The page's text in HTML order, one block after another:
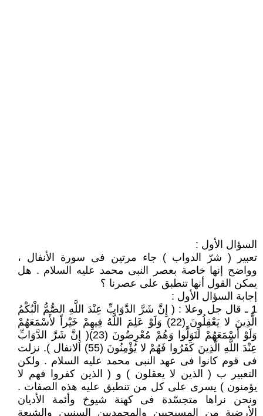
السؤال الأول :
تعبير ( شرّ الدواب ) جاء مرتين فى سورة الأنفال ،
وواضح إنها خاصة بعصر النبى محمد عليه السلام . هل
يمكن القول أنها تنطبق على عصرنا ؟
إجابة السؤال الأول :
1 ـ قال جل وعلا : ( إِنَّ شَرَّ الدَّوَابِّ عِنْدَ اللَّهِ الصُّمُّ الْبُكْمُ
الَّذِينَ لا يَعْقِلُونَ (22) وَلَوْ عَلِمَ اللَّهُ فِيهِمْ خَيْراً لأَسْمَعَهُمْ
وَلَوْ أَسْمَعَهُمْ لَتَوَلَّوا وَهُمْ مُعْرِضُونَ (23)( إِنَّ شَرَّ الدَّوَابِّ
عِنْدَ اللَّهِ الَّذِينَ كَفَرُوا فَهُمْ لا يُؤْمِنُونَ (55) الانفال ). نزلت
فى قوم كانوا فى عهد النبى محمد عليه السلام . ولكن
التعبير ب ( الذين لا يعقلون ) و ( الذين كفروا فهم لا
يؤمنون ) يسرى على كل من تنطبق عليه هذه الصفات .
ونحن نراها متجسّدة فى كهنة شيوخ وأئمة الأديان
الأرضية من المسيحيين والمحمديين السنيين والشيعة